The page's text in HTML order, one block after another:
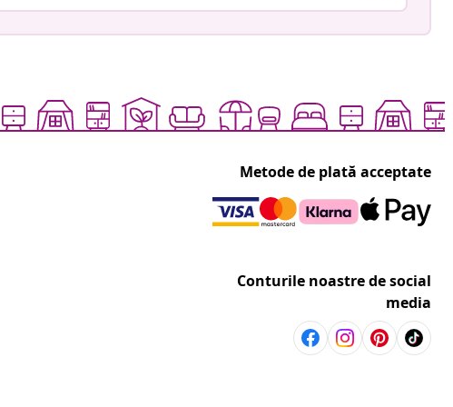
Metode de plată acceptate
Conturile noastre de social
media